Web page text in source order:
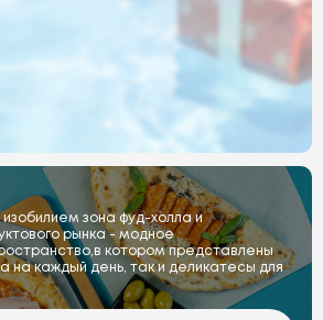
зона фуд-холла и
рынка - модное
котором представлены
на каждый день, так и деликатесы для